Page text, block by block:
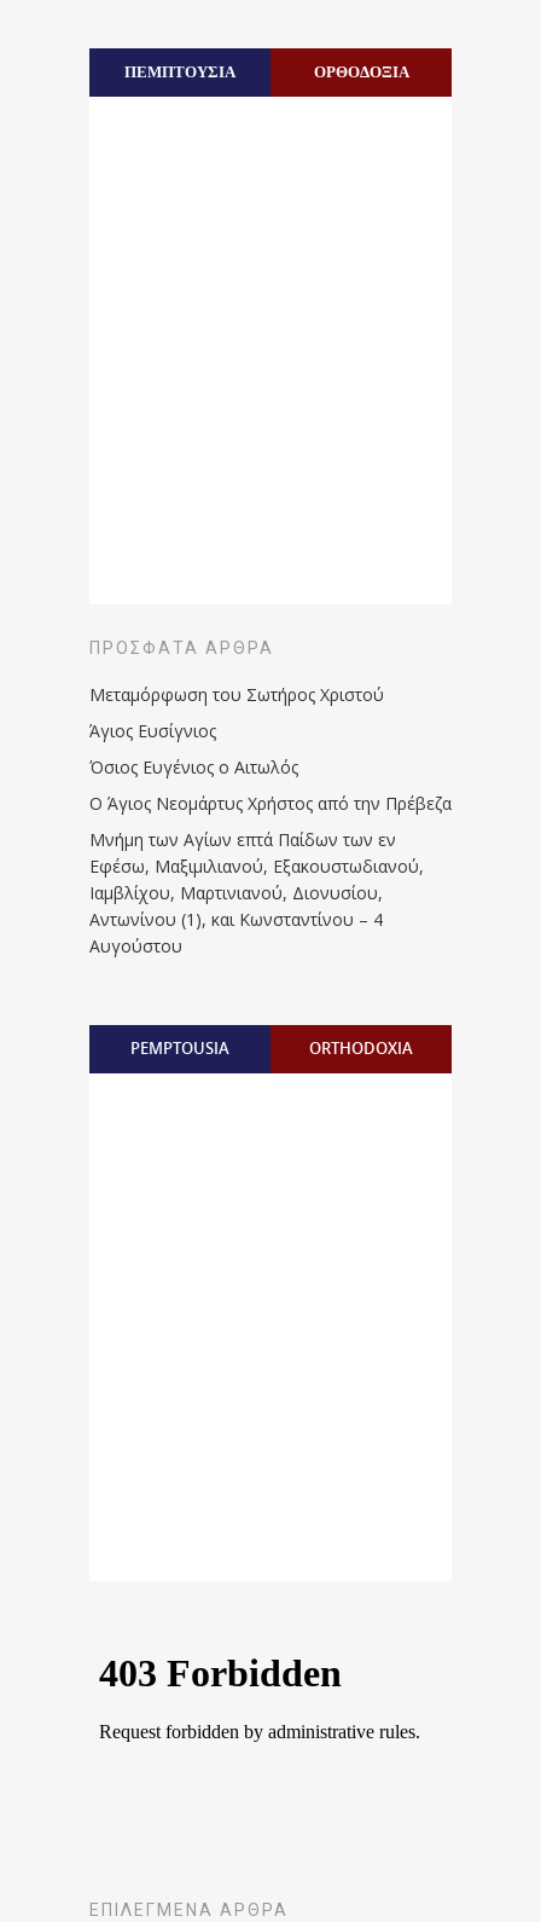
ΠΕΜΠΤΟΥΣΙΑ ΟΡΘΟΔΟΞΙΑ
ΠΡΌΣΦΑΤΑ ΆΡΘΡΑ
Μεταμόρφωση του Σωτήρος Χριστού
Άγιος Ευσίγνιος
Όσιος Ευγένιος ο Αιτωλός
Ο Άγιος Νεομάρτυς Χρήστος από την Πρέβεζα
Μνήμη των Aγίων επτά Παίδων των εν
Eφέσω, Mαξιμιλιανού, Eξακουστωδιανού,
Iαμβλίχου, Mαρτινιανού, Διονυσίου,
Aντωνίνου (1), και Kωνσταντίνου – 4
Αυγούστου
PEMPTOUSIA ORTHODOXIA
ΕΠΙΛΕΓΜΈΝΑ ΆΡΘΡΑ